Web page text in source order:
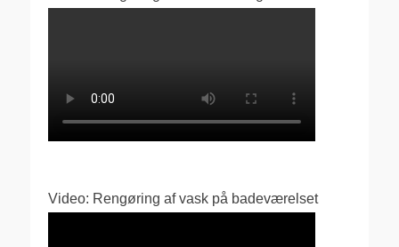
Video: Rengøring af vask på badeværelset